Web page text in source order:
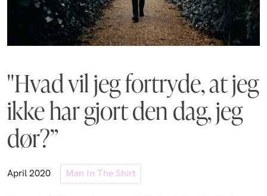
"Hvad vil jeg fortryde, at jeg
ikke har gjort den dag, jeg
dør?”
April 2020 Man In The Shirt